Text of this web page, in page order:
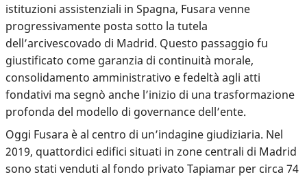
istituzioni assistenziali in Spagna, Fusara venne
progressivamente posta sotto la tutela
dell’arcivescovado di Madrid. Questo passaggio fu
giustificato come garanzia di continuità morale,
consolidamento amministrativo e fedeltà agli atti
fondativi ma segnò anche l’inizio di una trasformazione
profonda del modello di governance dell’ente.
Oggi Fusara è al centro di un’indagine giudiziaria. Nel
2019, quattordici edifici situati in zone centrali di Madrid
sono stati venduti al fondo privato Tapiamar per circa 74